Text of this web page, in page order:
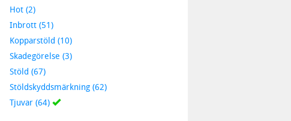
Hot (2)
Inbrott (51)
Kopparstöld (10)
Skadegörelse (3)
Stöld (67)
Stöldskyddsmärkning (62)
Tjuvar (64)